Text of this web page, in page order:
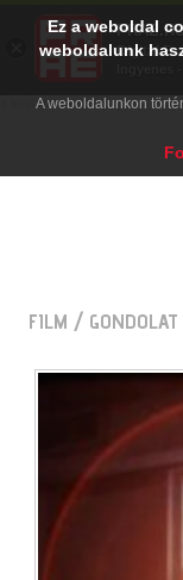
FILM / GONDOLAT
Ez a weboldal
weboldalunk
A weboldalunkon
Digital
Ingyenes